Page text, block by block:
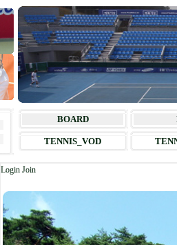
BOARD
TENNIS_VOD
Login Join